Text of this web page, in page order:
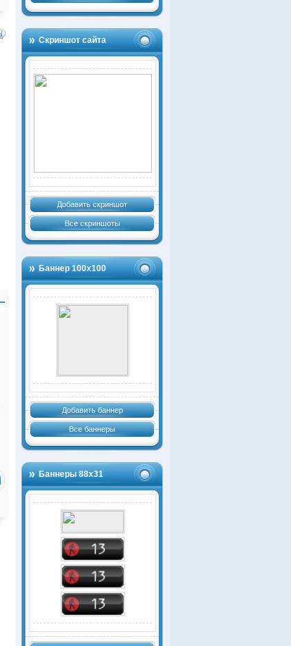
Скриншот сайта
Добавить скриншот
Все скриншоты
Баннер 100х100
Добавить баннер
Все баннеры
Баннеры 88х31